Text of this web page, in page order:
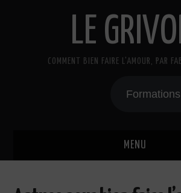
LE
COMMENT BIEN FAIRE L'AMOUR, PAR
MENU